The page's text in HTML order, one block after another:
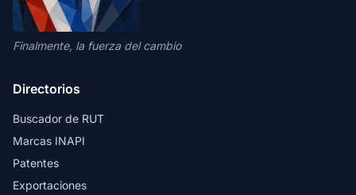
Finalmente, la fuerza del cambio
Directorios
Buscador de RUT
Marcas INAPI
Patentes
Exportaciones